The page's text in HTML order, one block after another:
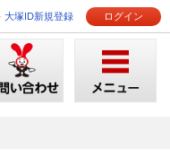
大塚ID新規登録 ログイン